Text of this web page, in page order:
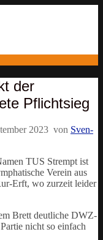
der
Pflichtsieg
2023 von Sven-
TUS Strempt ist
Verein aus
Erft, wo zurzeit leider
Brett deutliche DWZ-
nicht so einfach